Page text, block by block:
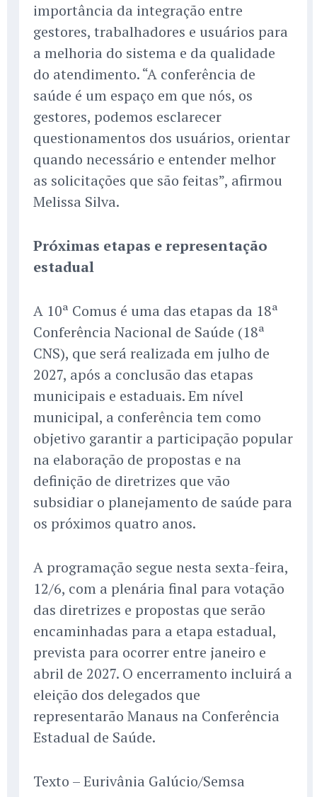
importância da integração entre
gestores, trabalhadores e usuários para
a melhoria do sistema e da qualidade
do atendimento. “A conferência de
saúde é um espaço em que nós, os
gestores, podemos esclarecer
questionamentos dos usuários, orientar
quando necessário e entender melhor
as solicitações que são feitas”, afirmou
Melissa Silva.
Próximas etapas e representação
estadual
A 10ª Comus é uma das etapas da 18ª
Conferência Nacional de Saúde (18ª
CNS), que será realizada em julho de
2027, após a conclusão das etapas
municipais e estaduais. Em nível
municipal, a conferência tem como
objetivo garantir a participação popular
na elaboração de propostas e na
definição de diretrizes que vão
subsidiar o planejamento de saúde para
os próximos quatro anos.
A programação segue nesta sexta-feira,
12/6, com a plenária final para votação
das diretrizes e propostas que serão
encaminhadas para a etapa estadual,
prevista para ocorrer entre janeiro e
abril de 2027. O encerramento incluirá a
eleição dos delegados que
representarão Manaus na Conferência
Estadual de Saúde.
Texto – Eurivânia Galúcio/Semsa